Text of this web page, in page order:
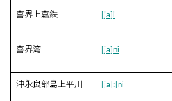
喜界上嘉鉄 [ja]i
喜界湾 [ja]ni
沖永良部島上平川 [ja]ː[ni